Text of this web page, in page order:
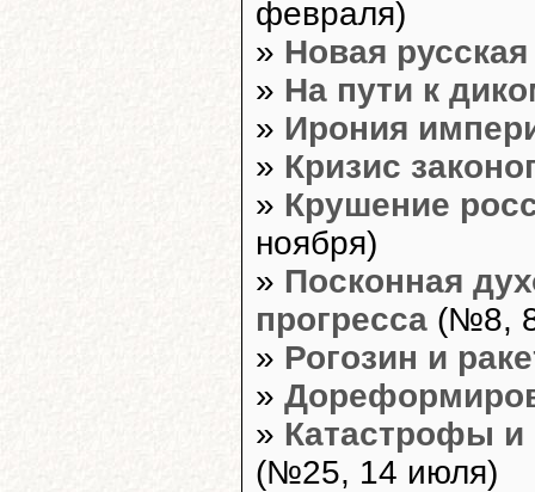
февраля)
» Новая русская
» На пути к
» Ирония
» Кризис
» Крушение
ноября)
» Посконная
прогресса (№8,
» Рогозин и
»
» Катастрофы и
(№25, 14 июля)